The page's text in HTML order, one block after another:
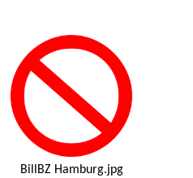
BillBZ Hamburg.jpg